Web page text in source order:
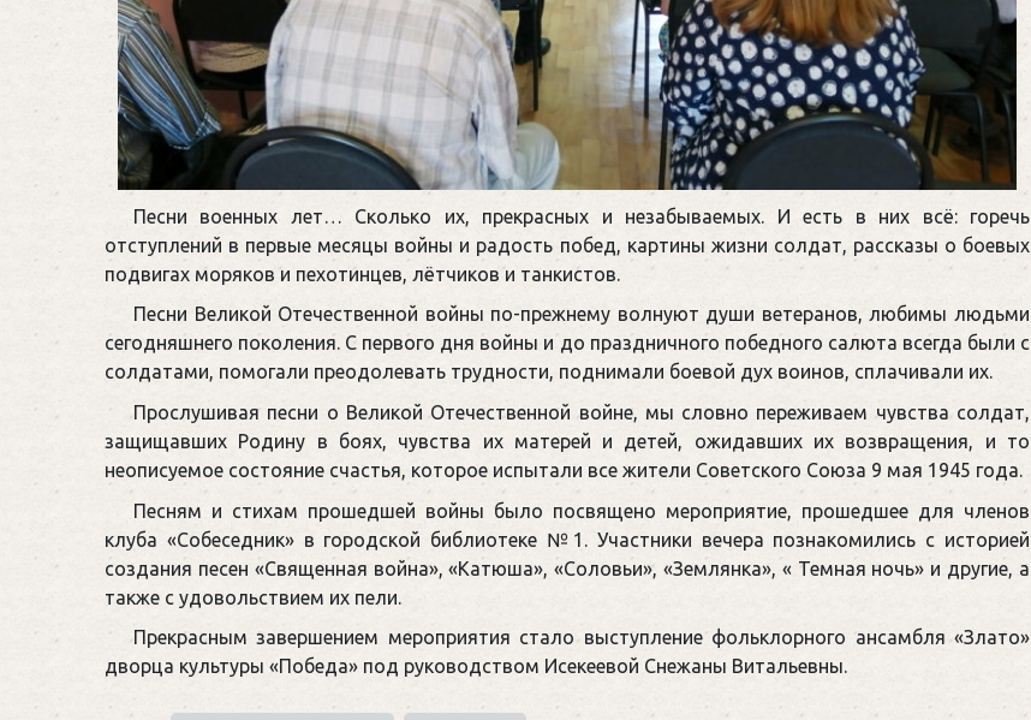
Песни военных лет… Сколько их, прекрасных и незабываемых. И есть в них всё: горечь
отступлений в первые месяцы войны и радость побед, картины жизни солдат, рассказы о боевых
подвигах моряков и пехотинцев, лётчиков и танкистов.
Песни Великой Отечественной войны по-прежнему волнуют души ветеранов, любимы людьми
сегодняшнего поколения. С первого дня войны и до праздничного победного салюта всегда были с
солдатами, помогали преодолевать трудности, поднимали боевой дух воинов, сплачивали их.
Прослушивая песни о Великой Отечественной войне, мы словно переживаем чувства солдат,
защищавших Родину в боях, чувства их матерей и детей, ожидавших их возвращения, и то
неописуемое состояние счастья, которое испытали все жители Советского Союза 9 мая 1945 года.
Песням и стихам прошедшей войны было посвящено мероприятие, прошедшее для членов
клуба «Собеседник» в городской библиотеке №1. Участники вечера познакомились с историей
создания песен «Священная война», «Катюша», «Соловьи», «Землянка», « Темная ночь» и другие, а
также с удовольствием их пели.
Прекрасным завершением мероприятия стало выступление фольклорного ансамбля «Злато»
дворца культуры «Победа» под руководством Исекеевой Снежаны Витальевны.